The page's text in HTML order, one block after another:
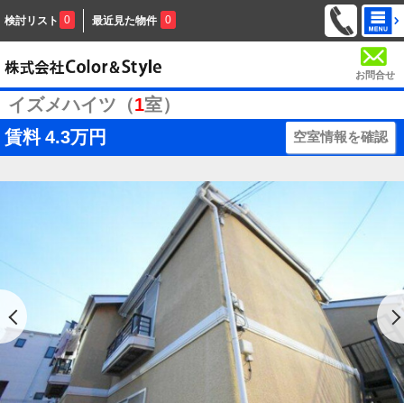
検討リスト 0 最近見た物件 0
お問合せ
イズメハイツ（1室）
賃料 4.3万円 空室情報を確認